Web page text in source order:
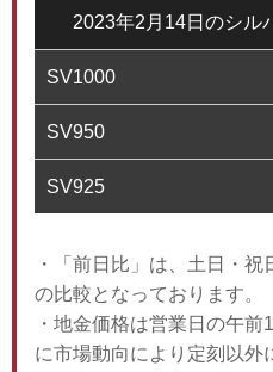
2023年2月14日のシル
SV1000
SV950
SV925
・「前日比」は、土日・
の比較となっております。
・地金価格は営業日の午
に市場動向により定刻以外